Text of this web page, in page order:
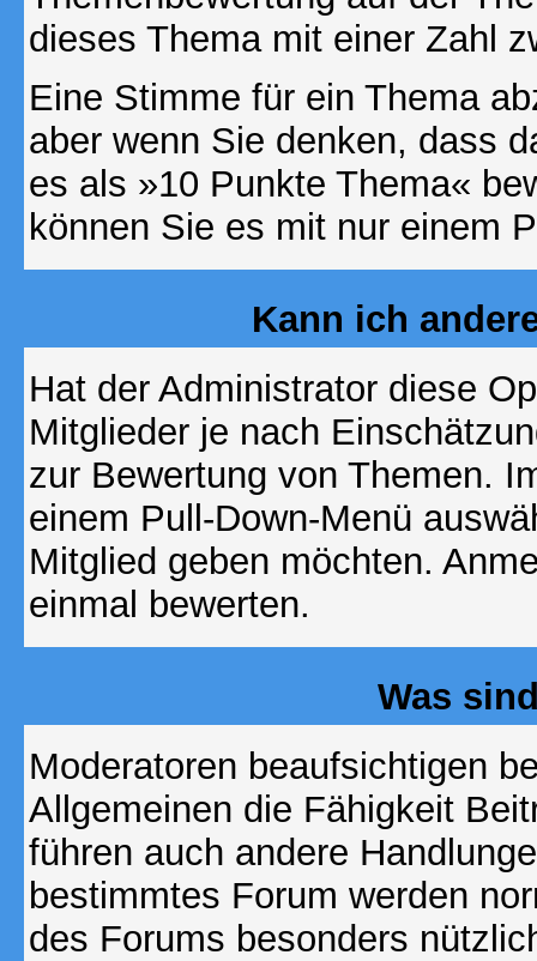
dieses Thema mit einer Zahl
Eine Stimme für ein Thema
aber wenn Sie denken, dass
es als »10 Punkte Thema«
können Sie es mit nur einem
Kann ich
Hat der Administrator diese
Mitglieder je nach
zur Bewertung von Themen.
einem Pull-Down-Menü
Mitglied geben möchten.
einmal bewerten.
Was
Moderatoren beaufsichtigen
Allgemeinen die Fähigkeit
führen auch andere
bestimmtes Forum werden
des Forums besonders